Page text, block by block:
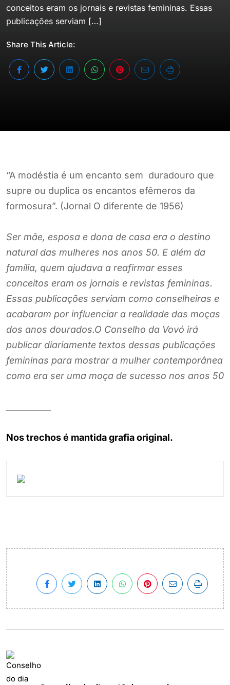
conceitos eram os jornais e revistas femininas. Essas
publicações serviam […]
Share This Article:
“A modéstia é um encanto sem duradouro que
supre ou duplica os encantos efêmeros da
formosura”. (Jornal O diferente de 1956)
Ser mãe, esposa e dona de casa era o destino
natural das mulheres nos anos 50. E além da
família, quem ajudava a reafirmar esses
conceitos eram os jornais e revistas femininas.
Essas publicações serviam como conselheiras e
acabaram por influenciar a realidade das moças
dos anos dourados.O Conselho da Vovó irá
publicar diariamente textos dessas publicações
femininas para mostrar a mulher contemporânea
como era ser uma moça de sucesso nos anos 50
Nos trechos é mantida grafia original.